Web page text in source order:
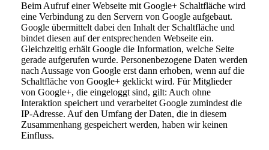
Beim Aufruf einer Webseite mit Google+ Schaltfläche wird
eine Verbindung zu den Servern von Google aufgebaut.
Google übermittelt dabei den Inhalt der Schaltfläche und
bindet diesen auf der entsprechenden Webseite ein.
Gleichzeitig erhält Google die Information, welche Seite
gerade aufgerufen wurde. Personenbezogene Daten werden
nach Aussage von Google erst dann erhoben, wenn auf die
Schaltfläche von Google+ geklickt wird. Für Mitglieder
von Google+, die eingeloggt sind, gilt: Auch ohne
Interaktion speichert und verarbeitet Google zumindest die
IP-Adresse. Auf den Umfang der Daten, die in diesem
Zusammenhang gespeichert werden, haben wir keinen
Einfluss.